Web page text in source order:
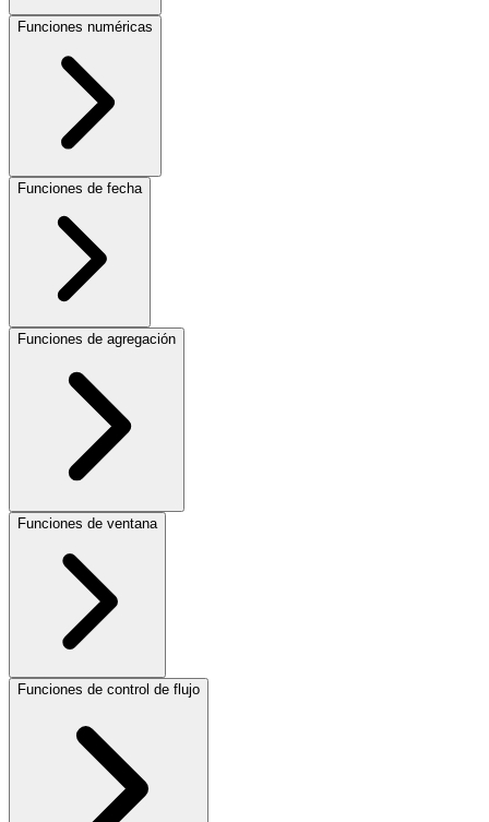
Funciones numéricas
Funciones de fecha
Funciones de agregación
Funciones de ventana
Funciones de control de flujo